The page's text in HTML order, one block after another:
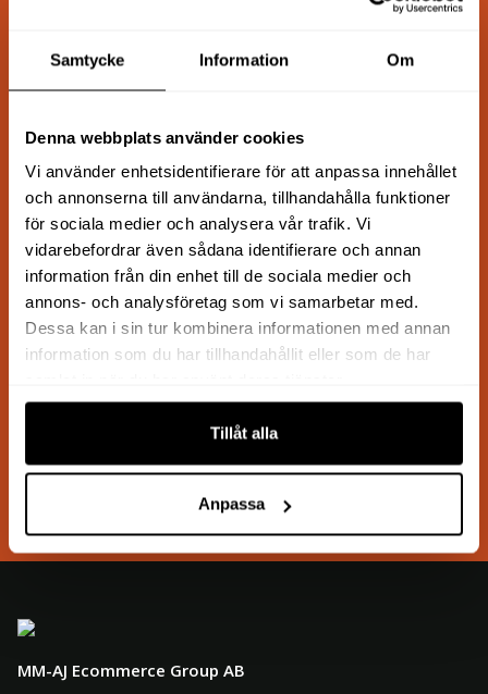
Samtycke Information Om
Denna webbplats använder cookies
Vi använder enhetsidentifierare för att anpassa innehållet
och annonserna till användarna, tillhandahålla funktioner
för sociala medier och analysera vår trafik. Vi
vidarebefordrar även sådana identifierare och annan
information från din enhet till de sociala medier och
annons- och analysföretag som vi samarbetar med.
Dessa kan i sin tur kombinera informationen med annan
information som du har tillhandahållit eller som de har
Tillåt alla
Anpassa
Snabb leverans
Kunnig kundservice
Vi hjälper dig att hitta rätt
För företag och privatpersoner
Flexibla köpalternativ
MM-AJ Ecommerce Group AB